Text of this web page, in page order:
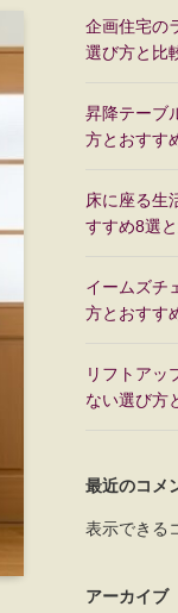
企画住宅の
選び方と比
昇降テーブ
方とおすす
床に座る生
すすめ8選
イームズチ
方とおすす
リフトアッ
ない選び方
最近のコメ
表示できる
アーカイブ